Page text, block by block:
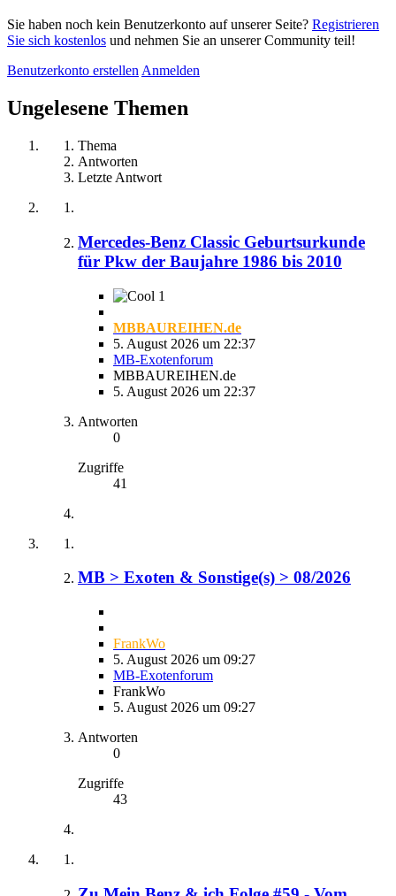
Sie haben noch kein Benutzerkonto auf unserer Seite? Registrieren
Sie sich kostenlos und nehmen Sie an unserer Community teil!
Benutzerkonto erstellen Anmelden
Ungelesene Themen
Thema
Antworten
Letzte Antwort
Mercedes-Benz Classic Geburtsurkunde
für Pkw der Baujahre 1986 bis 2010
1
MBBAUREIHEN.de
5. August 2026 um 22:37
MB-Exotenforum
MBBAUREIHEN.de
5. August 2026 um 22:37
Antworten
0
Zugriffe
41
MB > Exoten & Sonstige(s) > 08/2026
FrankWo
5. August 2026 um 09:27
MB-Exotenforum
FrankWo
5. August 2026 um 09:27
Antworten
0
Zugriffe
43